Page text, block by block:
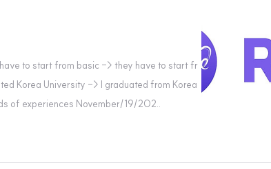
to start from basic -> they have to start fr
Korea University -> I graduated from Korea
of experiences November/19/202..